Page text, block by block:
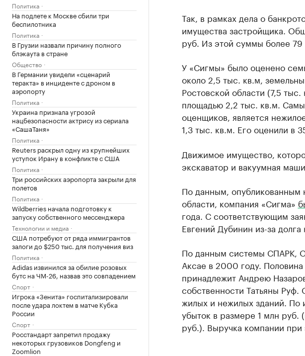
Политика
На подлете к Москве сбили три
беспилотника
Политика
В Грузии назвали причину полного
блэкаута в стране
Общество
В Германии увидели «сценарий
теракта» в инциденте с дроном в
аэропорту
Политика
Украина признала угрозой
нацбезопасности актрису из сериала
«СашаТаня»
Политика
Reuters раскрыл одну из крупнейших
уступок Ирану в конфликте с США
Политика
Три российских аэропорта закрыли для
полетов
Политика
Wildberries начала подготовку к
запуску собственного мессенджера
Технологии и медиа
США потребуют от ряда иммигрантов
залоги до $250 тыс. для получения виз
Политика
Adidas извинился за обилие розовых
бутс на ЧМ-26, назвав это совпадением
Спорт
Игрока «Зенита» госпитализировали
после удара локтем в матче Кубка
России
Спорт
Росстандарт запретил продажу
некоторых грузовиков Dongfeng и
Zoomlion
Так, в рамках дела о
имущества застройщика.
руб. Из этой суммы более
У «Сигмы» было оценено
около 2,5 тыс. кв.м,
Ростовской области (7,5
площадью 2,2 тыс. кв.м.
оценщиков, является
1,3 тыс. кв.м. Его оценили в
Движимое имущество,
экскаватор и вакуумная
По данным, опубликованным
области, компания «Сигма»
года. С соответствующим
Евгений Дубинин из-за
По данным системы СПАРК,
Аксае в 2000 году. Половина
принадлежит Андрею
собственности Татьяны Руф.
жилых и нежилых зданий. По
убыток в размере 1 млн руб.
руб.). Выручка компании при